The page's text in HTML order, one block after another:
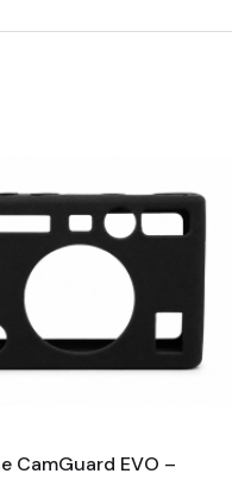
CamGuard EVO –